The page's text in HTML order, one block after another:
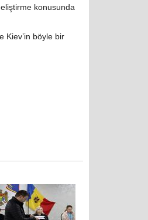
konusunda
Kiev’in böyle bir